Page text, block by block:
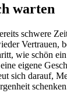
warten
schwere
Vertrauen,
wie schön
eigene
sich darauf,